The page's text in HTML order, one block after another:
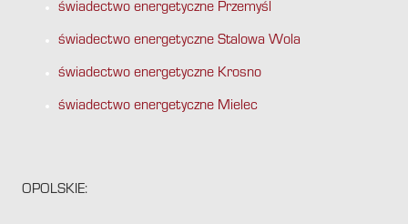
świadectwo energetyczne Przemyśl
świadectwo energetyczne Stalowa Wola
świadectwo energetyczne Krosno
świadectwo energetyczne Mielec
OPOLSKIE: